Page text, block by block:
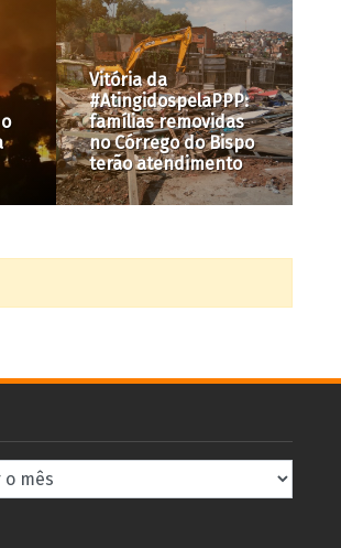
Vitória da
#AtingidospelaPPP:
famílias removidas
no Córrego do Bispo
terão atendimento
A
com
#18:
solução